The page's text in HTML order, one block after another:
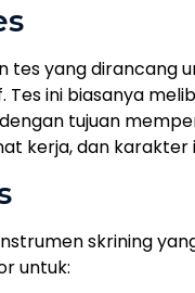
tes yang dirancang
ini biasanya
tujuan
kerja, dan karakter
skrining
untuk: